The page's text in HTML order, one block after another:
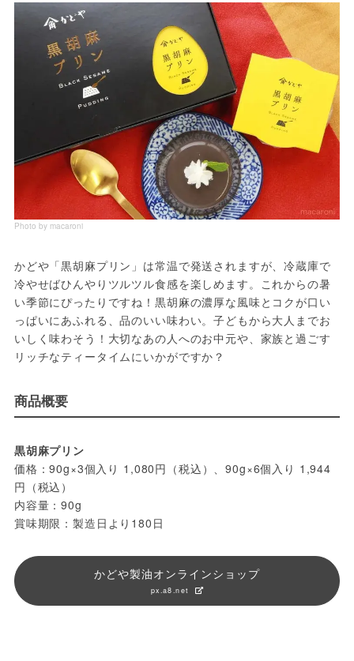
Photo by macaroni
かどや「黒胡麻プリン」は常温で発送されますが、冷蔵庫で
冷やせばひんやりツルツル食感を楽しめます。これからの暑
い季節にぴったりですね！黒胡麻の濃厚な風味とコクが口い
っぱいにあふれる、品のいい味わい。子どもから大人までお
いしく味わそう！大切なあの人へのお中元や、家族と過ごす
リッチなティータイムにいかがですか？
商品概要
黒胡麻プリン
価格：90g×3個入り 1,080円（税込）、90g×6個入り 1,944
円（税込）
内容量：90g
賞味期限：製造日より180日
かどや製油オンラインショップ
px.a8.net